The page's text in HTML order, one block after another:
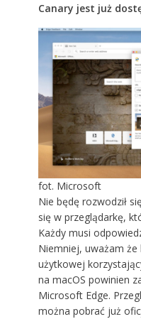
Canary jest już
fot. Microsoft
Nie będę rozwodził
się w przeglądarkę,
Każdy musi
Niemniej, uważam
użytkowej
na macOS powinien
Microsoft Edge.
można pobrać już